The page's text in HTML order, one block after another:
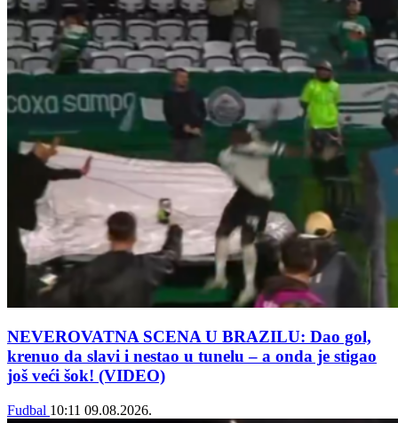
NEVEROVATNA SCENA U BRAZILU: Dao gol,
krenuo da slavi i nestao u tunelu – a onda je stigao
još veći šok! (VIDEO)
Fudbal 10:11 09.08.2026.